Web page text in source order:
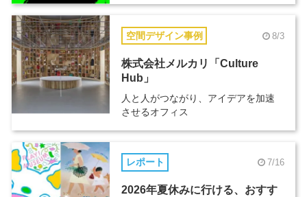
空間デザイン事例 8/3
株式会社メルカリ「Culture
Hub」
人と人がつながり、アイデアを加速
させるオフィス
レポート 7/16
2026年夏休みに行ける、おすす